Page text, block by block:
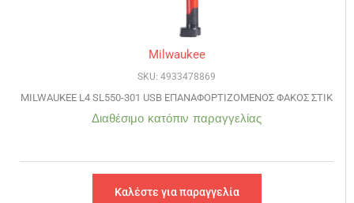
Milwaukee
SKU: 4933478869
MILWAUKEE L4 SL550-301 USB ΕΠΑΝΑΦΟΡΤΙΖΟΜΕΝΟΣ ΦΑΚΟΣ ΣΤΙΚ
Διαθέσιμο κατόπιν παραγγελίας
Καλέστε για παραγγελία